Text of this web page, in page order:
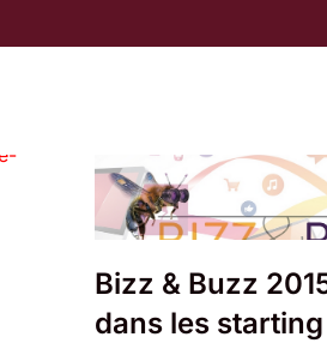
Bizz & Buzz
dans les starting